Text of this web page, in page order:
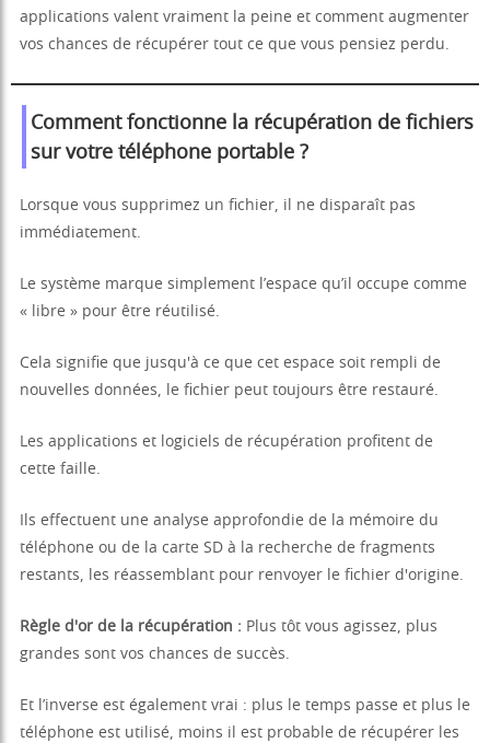
applications valent vraiment la peine et comment augmenter
vos chances de récupérer tout ce que vous pensiez perdu.
Comment fonctionne la récupération de fichiers
sur votre téléphone portable ?
Lorsque vous supprimez un fichier, il ne disparaît pas
immédiatement.
Le système marque simplement l’espace qu’il occupe comme
« libre » pour être réutilisé.
Cela signifie que jusqu'à ce que cet espace soit rempli de
nouvelles données, le fichier peut toujours être restauré.
Les applications et logiciels de récupération profitent de
cette faille.
Ils effectuent une analyse approfondie de la mémoire du
téléphone ou de la carte SD à la recherche de fragments
restants, les réassemblant pour renvoyer le fichier d'origine.
Règle d'or de la récupération : Plus tôt vous agissez, plus
grandes sont vos chances de succès.
Et l’inverse est également vrai : plus le temps passe et plus le
téléphone est utilisé, moins il est probable de récupérer les